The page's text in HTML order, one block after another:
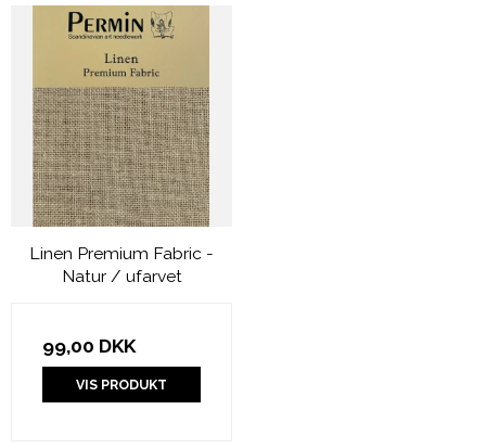
Linen Premium Fabric -
Natur / ufarvet
99,00 DKK
VIS PRODUKT